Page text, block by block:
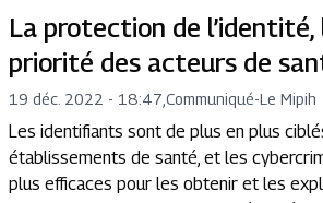
La protection de l’identité,
priorité des acteurs de
19 déc. 2022 - 18:47 Communiqué-Le Mipih
Les identifiants sont de plus en plus
établissements de santé, et les
plus efficaces pour les obtenir et les